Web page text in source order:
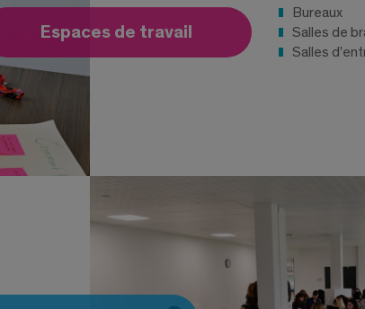
Espaces de travail
Bureaux
Salles de
Salles